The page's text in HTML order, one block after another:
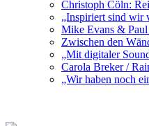
Christoph Cöln:
„Inspiriert sind wir
Mike Evans &
Zwischen den
„Mit digitaler
Carola Breker /
„Wir haben noch